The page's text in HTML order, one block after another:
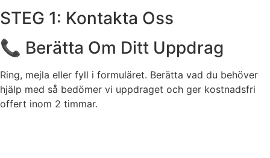
STEG 1: Kontakta Oss
📞 Berätta Om Ditt Uppdrag
Ring, mejla eller fyll i formuläret. Berätta vad du behöver
hjälp med så bedömer vi uppdraget och ger kostnadsfri
offert inom 2 timmar.